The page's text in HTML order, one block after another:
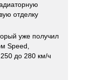
отделку
уже получил
Speed,
250 до 280 км/ч